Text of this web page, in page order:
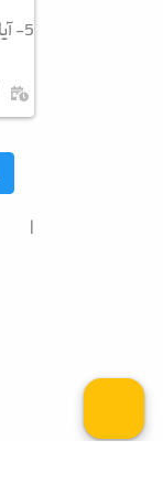
5- آیا برای ترجمه مدارک مهر امورخارجه و دادگستری الزامی است؟
|